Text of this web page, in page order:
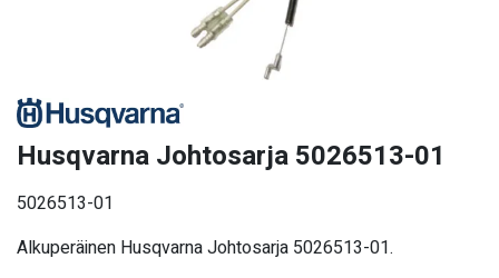
Husqvarna Johtosarja 5026513-01
5026513-01
Alkuperäinen Husqvarna Johtosarja 5026513-01.